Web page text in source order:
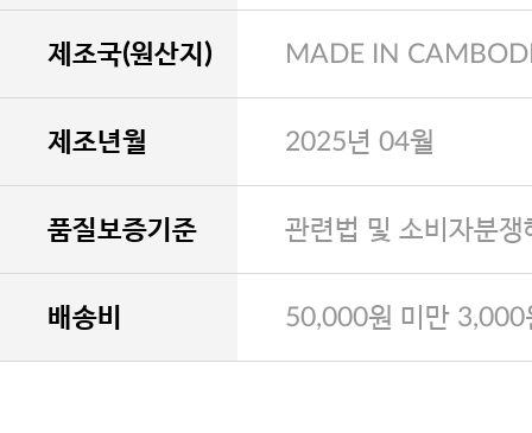
제조국(원산지) MADE IN
제조년월 2025년 04월
품질보증기준 관련법 및 소비자분
배송비 50,000원 미만 3,000